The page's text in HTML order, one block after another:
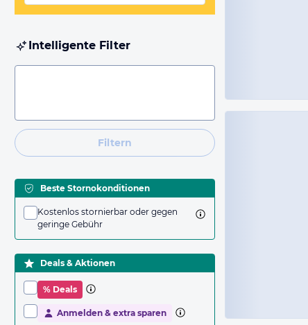
Intelligente Filter
Filtern
Beste Stornokonditionen
Kostenlos stornierbar oder gegen
geringe Gebühr
Deals & Aktionen
% Deals
Anmelden & extra sparen